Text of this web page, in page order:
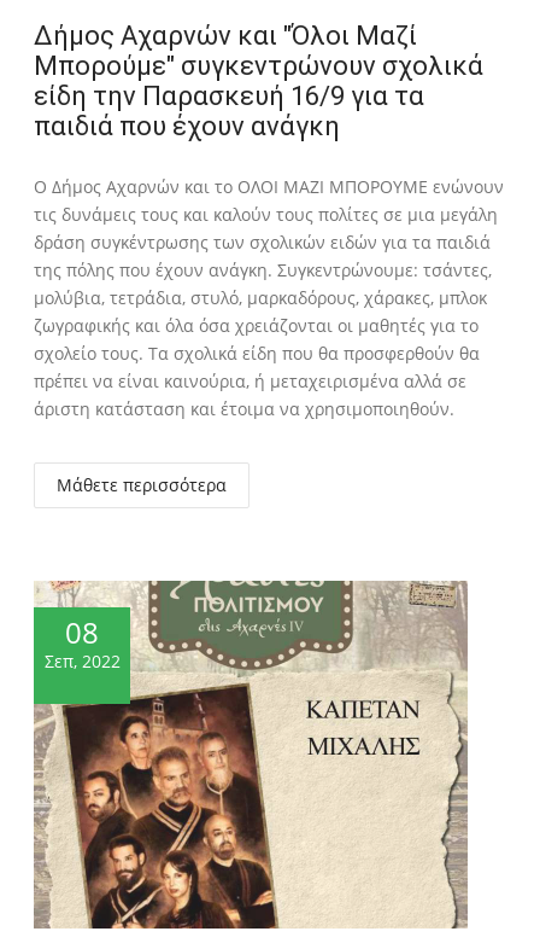
Δήμος Αχαρνών και "Όλοι Μαζί
Μπορούμε" συγκεντρώνουν σχολικά
είδη την Παρασκευή 16/9 για τα
παιδιά που έχουν ανάγκη
Ο Δήμος Αχαρνών και το ΟΛΟΙ ΜΑΖΙ ΜΠΟΡΟΥΜΕ ενώνουν
τις δυνάμεις τους και καλούν τους πολίτες σε μια μεγάλη
δράση συγκέντρωσης των σχολικών ειδών για τα παιδιά
της πόλης που έχουν ανάγκη. Συγκεντρώνουμε: τσάντες,
μολύβια, τετράδια, στυλό, μαρκαδόρους, χάρακες, μπλοκ
ζωγραφικής και όλα όσα χρειάζονται οι μαθητές για το
σχολείο τους. Τα σχολικά είδη που θα προσφερθούν θα
πρέπει να είναι καινούρια, ή μεταχειρισμένα αλλά σε
άριστη κατάσταση και έτοιμα να χρησιμοποιηθούν.
Μάθετε περισσότερα
08
Σεπ, 2022